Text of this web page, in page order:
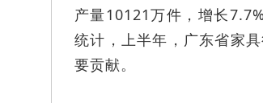
产量10121万件，增长
统计，上半年，广东省家
要贡献。